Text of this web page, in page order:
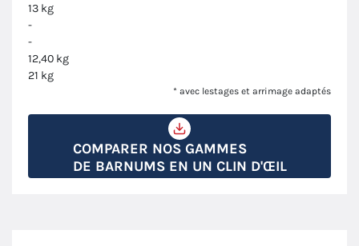
13 kg
-
-
12,40 kg
21 kg
* avec lestages et arrimage adaptés
COMPARER NOS GAMMES
DE BARNUMS EN UN CLIN D'ŒIL